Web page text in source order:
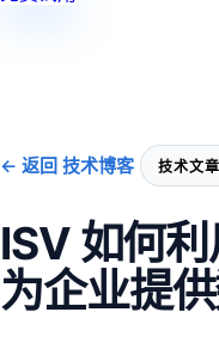
← 返回 技术博客 技术文章
ISV 如何
为企业提